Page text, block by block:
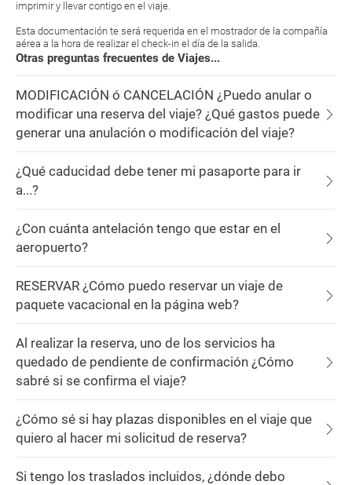
imprimir y llevar contigo en el viaje.
Esta documentación te será requerida en el mostrador de la compañía
aérea a la hora de realizar el check-in el día de la salida.
Otras preguntas frecuentes de Viajes...
MODIFICACIÓN ó CANCELACIÓN ¿Puedo anular o
modificar una reserva del viaje? ¿Qué gastos puede
generar una anulación o modificación del viaje?
¿Qué caducidad debe tener mi pasaporte para ir
a...?
¿Con cuánta antelación tengo que estar en el
aeropuerto?
RESERVAR ¿Cómo puedo reservar un viaje de
paquete vacacional en la página web?
Al realizar la reserva, uno de los servicios ha
quedado de pendiente de confirmación ¿Cómo
sabré si se confirma el viaje?
¿Cómo sé si hay plazas disponibles en el viaje que
quiero al hacer mi solicitud de reserva?
Si tengo los traslados incluidos, ¿dónde debo